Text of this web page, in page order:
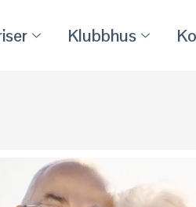
Klubbhus